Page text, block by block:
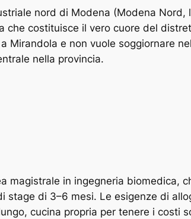
nord di Modena (Modena Nord,
che costituisce il vero cuore del
Mirandola e non vuole soggiornare
nella provincia.
magistrale in ingegneria biomedica,
stage di 3–6 mesi. Le esigenze di
cucina propria per tenere i costi